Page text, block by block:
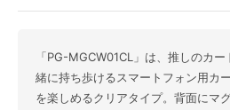
「PG-MGCW01CL」は、推しのカ
緒に持ち歩けるスマートフォン用カ
を楽しめるクリアタイプ。背面にマ